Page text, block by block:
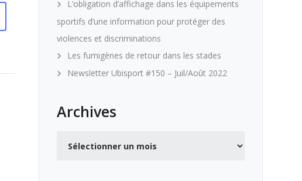
L’obligation d’affichage dans les équipements
sportifs d’une information pour protéger des
violences et discriminations
Les fumigènes de retour dans les stades
Newsletter Ubisport #150 – Juil/Août 2022
Archives